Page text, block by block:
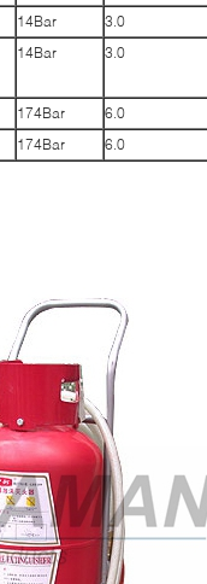
14Bar 3.0
14Bar 3.0
174Bar 6.0
174Bar 6.0